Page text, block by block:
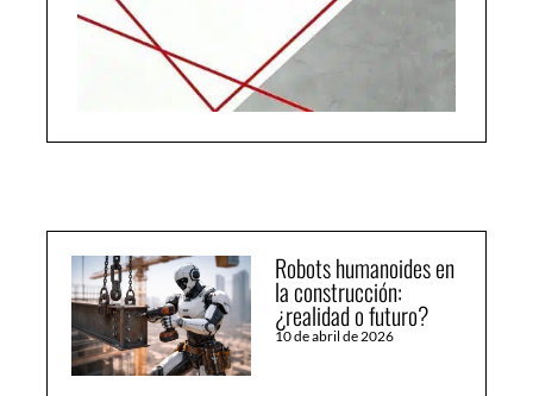
Robots humanoides en
la construcción:
¿realidad o futuro?
10 de abril de 2026